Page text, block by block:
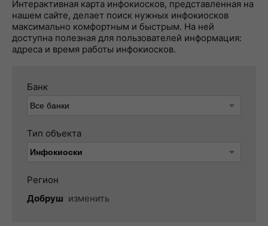
Интерактивная карта инфокиосков, представленная на
нашем сайте, делает поиск нужных инфокиосков
максимально комфортным и быстрым. На ней
доступна полезная для пользователей информация:
адреса и время работы инфокиосков.
Банк
Тип объекта
Регион
Добруш изменить